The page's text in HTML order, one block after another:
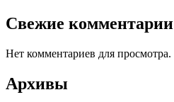
Свежие комментарии
Нет комментариев для просмотра.
Архивы